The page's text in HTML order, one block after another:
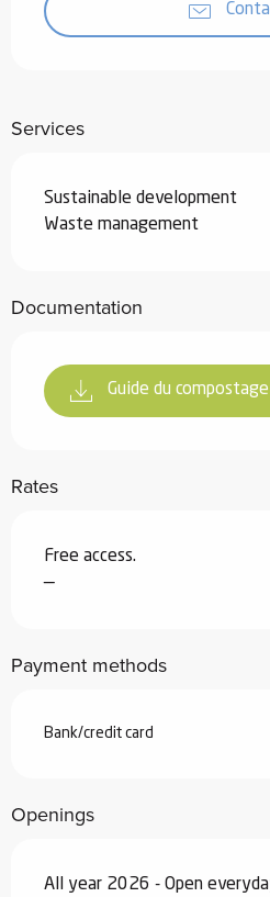
Services
Sustainable development
Waste management
Documentation
Guide du
Rates
Free access.
—
Payment methods
Bank/credit card
Openings
All year 2026 - Open